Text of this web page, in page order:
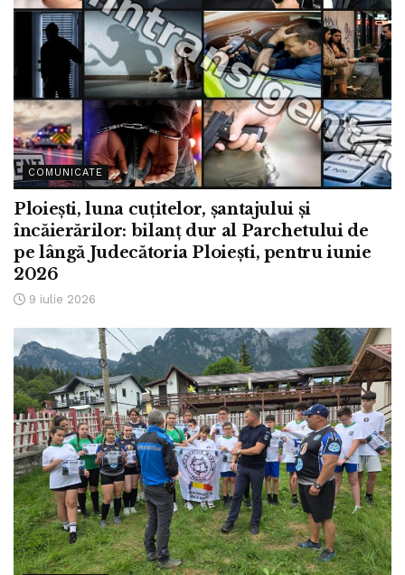
COMUNICATE
Ploiești, luna cuțitelor, șantajului și
încăierărilor: bilanț dur al Parchetului de
pe lângă Judecătoria Ploiești, pentru iunie
2026
9 iulie 2026